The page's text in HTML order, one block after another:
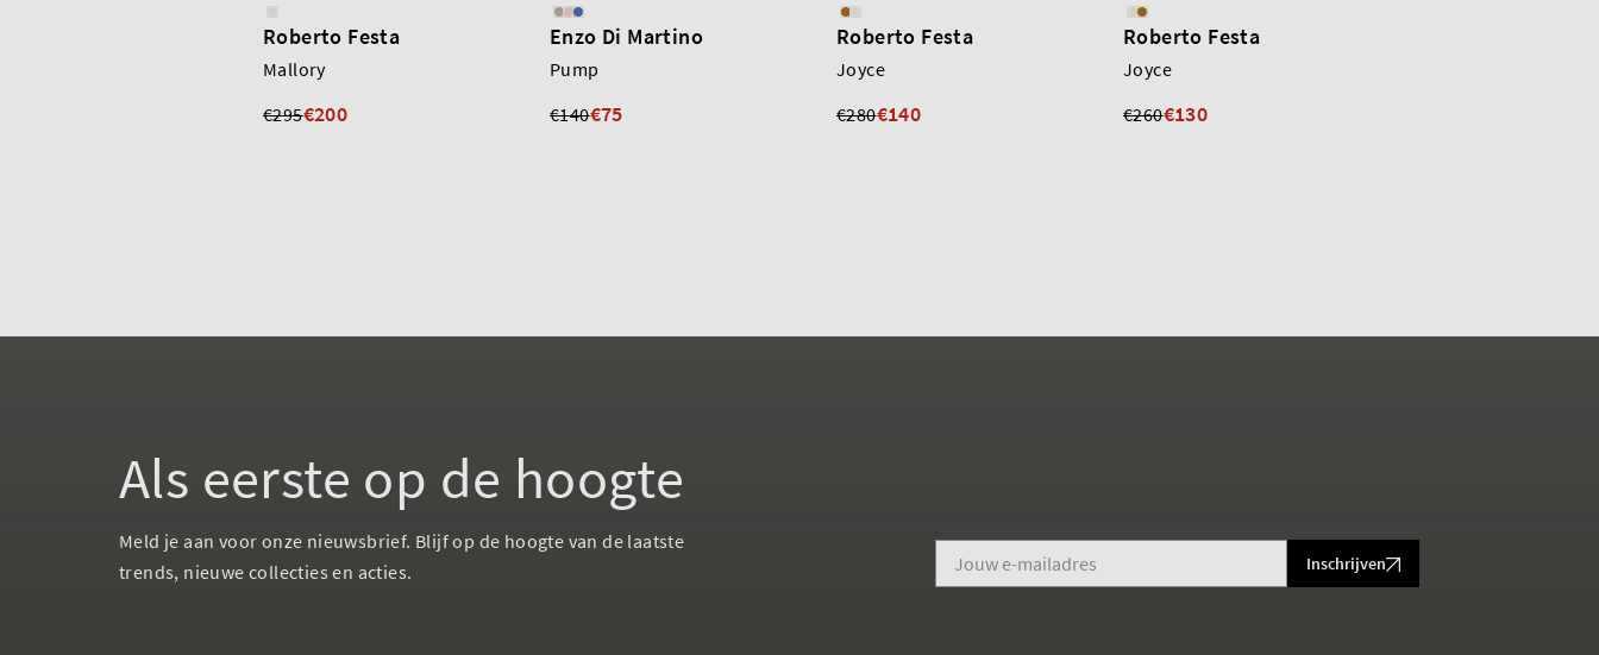
Roberto Festa
Mallory
€295€200
Enzo Di Martino
Pump
€140€75
Roberto Festa
Joyce
€280€140
Roberto Festa
Joyce
€260€130
Als eerste op de hoogte
Meld je aan voor onze nieuwsbrief. Blijf op de hoogte van de laatste
trends, nieuwe collecties en acties.
Inschrijven